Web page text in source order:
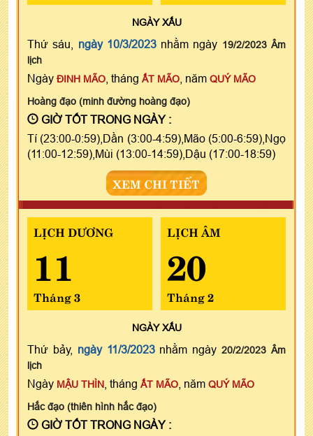
NGÀYXẤU
Thứ sáu, ngày 10/3/2023nhằm ngày 19/2/2023 Âm
lịch
Ngày ĐINH MÃO , tháng ẤT MÃO , năm QUÝ MÃO
Hoàng đạo (minh đường hoàng đạo)
GIỜ TỐT TRONG NGÀY :
Tí (23:00-0:59),Dần (3:00-4:59),Mão (5:00-6:59),Ngọ
(11:00-12:59),Mùi (13:00-14:59),Dậu (17:00-18:59)
XEM CHI TIẾT
LỊCH DƯƠNG
11
Tháng 3
LỊCH ÂM
20
Tháng 2
NGÀYXẤU
Thứ bảy, ngày 11/3/2023nhằm ngày20/2/2023 Âm
lịch
Ngày MẬU THÌN , tháng ẤT MÃO , năm QUÝ MÃO
Hắc đạo (thiên hình hắc đạo)
GIỜ TỐT TRONG NGÀY :